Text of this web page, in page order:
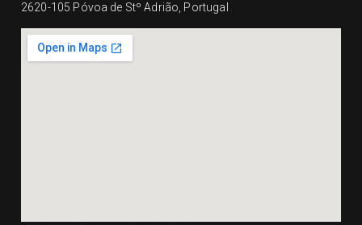
2620-105 Póvoa de Stº Adrião, Portugal